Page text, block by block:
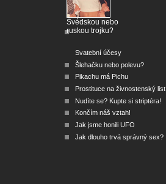
Švédskou nebo
ruskou trojku?
Svatební účesy
Šlehačku nebo polevu?
Pikachu má Pichu
Prostituce na živnostenský list
Nudíte se? Kupte si striptéra!
Končím náš vztah!
Jak jsme honili UFO
Jak dlouho trvá správný sex?